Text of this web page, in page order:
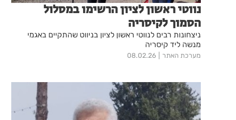
נווטי ראשון לציון הרשימו במסלול
הסמוך לקיסריה
ניצחונות רבים לנווטי ראשון לציון בניווט שהתקיים באגמי
מנשה ליד קיסריה
מערכת האתר 08.02.26